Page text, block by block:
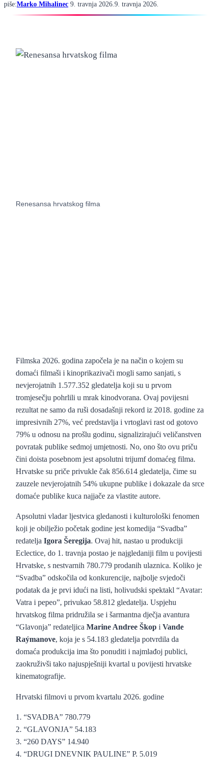
piše:Marko Mihalinec 9. travnja 2026.9. travnja 2026.
Renesansa hrvatskog filma
Filmska 2026. godina započela je na način o kojem su
domaći filmaši i kinoprikazivači mogli samo sanjati, s
nevjerojatnih 1.577.352 gledatelja koji su u prvom
tromjesečju pohrlili u mrak kinodvorana. Ovaj povijesni
rezultat ne samo da ruši dosadašnji rekord iz 2018. godine za
impresivnih 27%, već predstavlja i vrtoglavi rast od gotovo
79% u odnosu na prošlu godinu, signalizirajući veličanstven
povratak publike sedmoj umjetnosti. No, ono što ovu priču
čini doista posebnom jest apsolutni trijumf domaćeg filma.
Hrvatske su priče privukle čak 856.614 gledatelja, čime su
zauzele nevjerojatnih 54% ukupne publike i dokazale da srce
domaće publike kuca najjače za vlastite autore.
Apsolutni vladar ljestvica gledanosti i kulturološki fenomen
koji je obilježio početak godine jest komedija “Svadba”
redatelja Igora Šeregija. Ovaj hit, nastao u produkciji
Eclectice, do 1. travnja postao je najgledaniji film u povijesti
Hrvatske, s nestvarnih 780.779 prodanih ulaznica. Koliko je
“Svadba” odskočila od konkurencije, najbolje svjedoči
podatak da je prvi idući na listi, holivudski spektakl “Avatar:
Vatra i pepeo”, privukao 58.812 gledatelja. Uspjehu
hrvatskog filma pridružila se i šarmantna dječja avantura
“Glavonja” redateljica Marine Andree Škop i Vande
Raýmanove, koja je s 54.183 gledatelja potvrdila da
domaća produkcija ima što ponuditi i najmlađoj publici,
zaokruživši tako najuspješniji kvartal u povijesti hrvatske
kinematografije.
Hrvatski filmovi u prvom kvartalu 2026. godine
1. “SVADBA” 780.779
2. “GLAVONJA” 54.183
3. “260 DAYS” 14.940
4. “DRUGI DNEVNIK PAULINE” P. 5.019